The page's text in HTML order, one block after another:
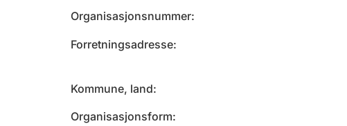
Organisasjonsnummer
Forretningsadresse
Kommune, land
Organisasjonsform